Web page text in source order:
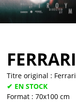
FERRARI
Titre original : Ferrari
✔ EN STOCK
Format : 70x100 cm